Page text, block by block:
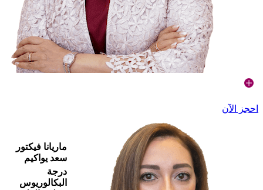
احجز الآن
ماريانا فيكتور
سعد يواكيم
درجة
البكالوريوس